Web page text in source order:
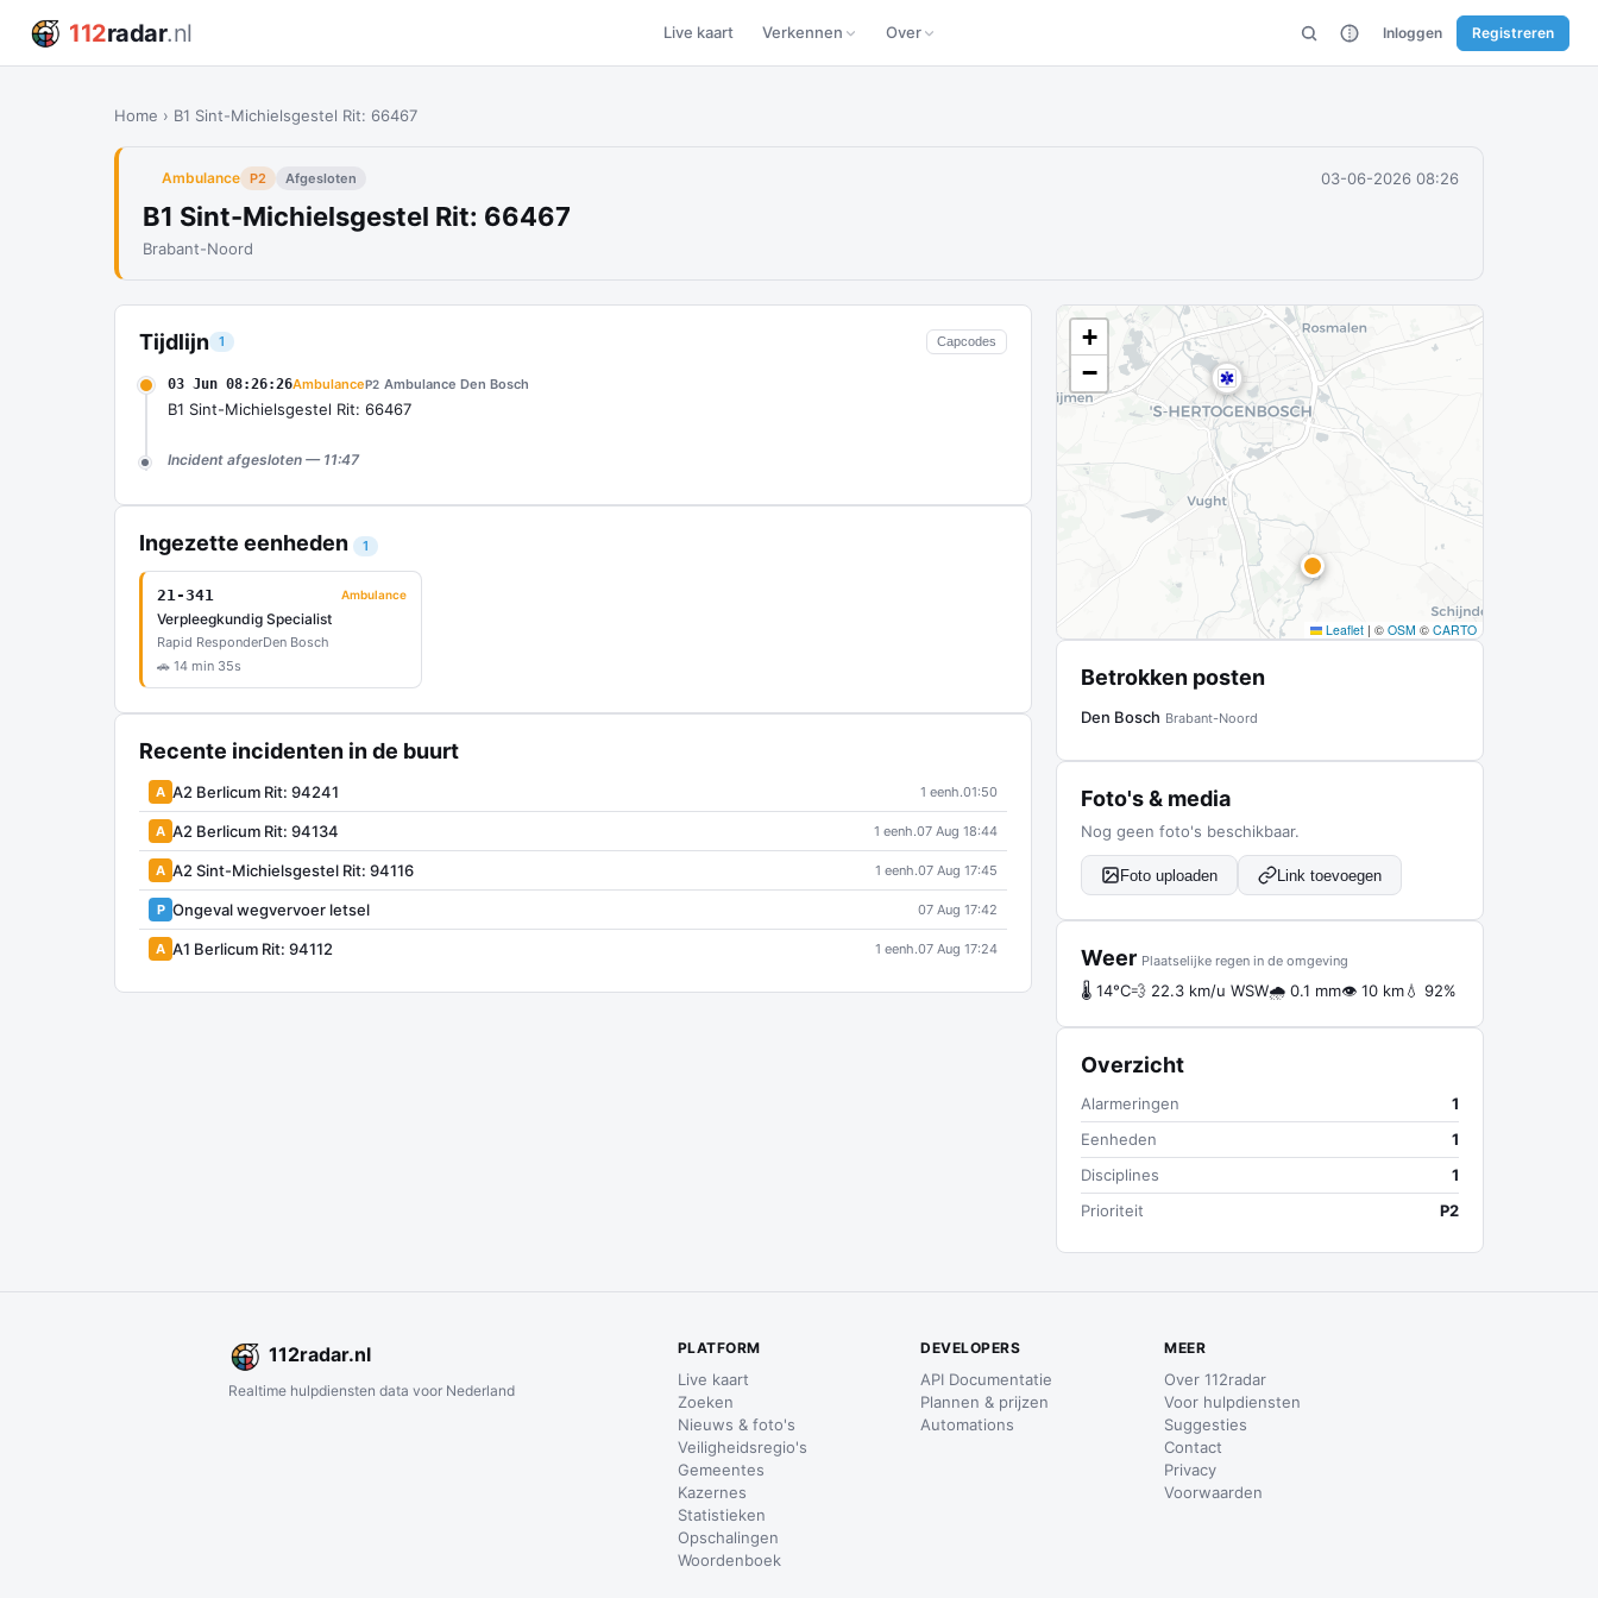
112radar.nl Live kaart Verkennen Over Inloggen Registreren
Home › B1 Sint-Michielsgestel Rit: 66467
Ambulance P2 Afgesloten 03-06-2026 08:26
B1 Sint-Michielsgestel Rit: 66467
Brabant-Noord
Tijdlijn 1 Capcodes
03 Jun 08:26:26AmbulanceP2 Ambulance Den Bosch
B1 Sint-Michielsgestel Rit: 66467
Incident afgesloten — 11:47
Ingezette eenheden 1
21-341 Ambulance
Verpleegkundig Specialist
Rapid ResponderDen Bosch
🚗 14 min 35s
Recente incidenten in de buurt
A A2 Berlicum Rit: 94241 1 eenh.01:50
A A2 Berlicum Rit: 94134 1 eenh.07 Aug 18:44
A A2 Sint-Michielsgestel Rit: 94116 1 eenh.07 Aug 17:45
P Ongeval wegvervoer letsel 07 Aug 17:42
A A1 Berlicum Rit: 94112 1 eenh.07 Aug 17:24
+
−
Leaflet | © OSM © CARTO
Betrokken posten
Den Bosch Brabant-Noord
Foto's & media
Nog geen foto's beschikbaar.
Foto uploaden Link toevoegen
Weer Plaatselijke regen in de omgeving
🌡 14°C💨 22.3 km/u WSW🌧 0.1 mm👁 10 km💧 92%
Overzicht
Alarmeringen
1
Eenheden
1
Disciplines
1
Prioriteit
P2
112radar.nl
Realtime hulpdiensten data voor Nederland
PLATFORM
Live kaart
Zoeken
Nieuws & foto's
Veiligheidsregio's
Gemeentes
Kazernes
Statistieken
Opschalingen
Woordenboek
DEVELOPERS
API Documentatie
Plannen & prijzen
Automations
MEER
Over 112radar
Voor hulpdiensten
Suggesties
Contact
Privacy
Voorwaarden